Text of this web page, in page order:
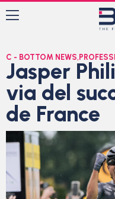
C - BOTTOM NEWS,
Jasper
via del
de France